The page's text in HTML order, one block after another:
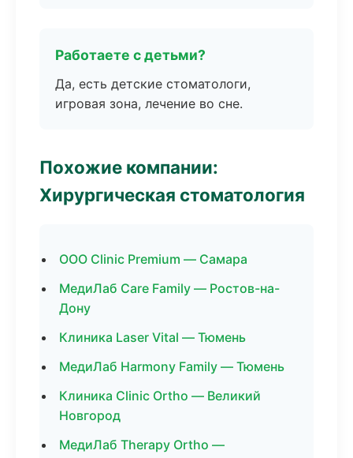
Работаете с детьми?
Да, есть детские стоматологи,
игровая зона, лечение во сне.
Похожие компании:
Хирургическая стоматология
ООО Clinic Premium — Самара
МедиЛаб Care Family — Ростов-на-
Дону
Клиника Laser Vital — Тюмень
МедиЛаб Harmony Family — Тюмень
Клиника Clinic Ortho — Великий
Новгород
МедиЛаб Therapy Ortho —